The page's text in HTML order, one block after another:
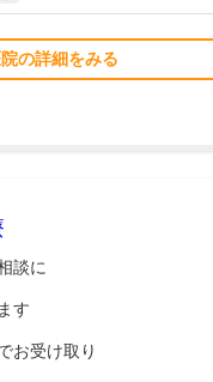
の詳細をみる
談に
す
お受け取り